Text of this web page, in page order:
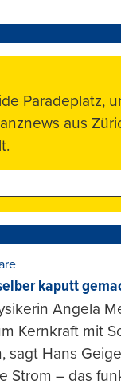
Paradeplatz,
aus
kaputt
Angela
Kernkraft mit
sagt Hans
Strom – das